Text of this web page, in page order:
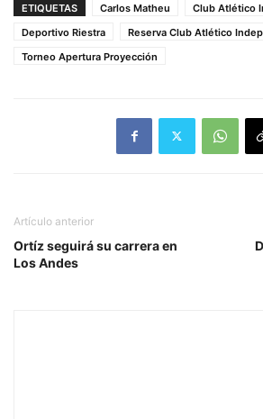
ETIQUETAS Carlos Matheu
Club Atlético
Deportivo Riestra
Reserva Club Atlético
Torneo Apertura Proyección
Artículo anterior
Ortíz seguirá su carrera en
Los Andes